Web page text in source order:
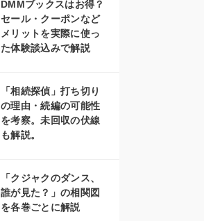
DMMブックスはお得？
セール・クーポンなど
メリットを実際に使っ
た体験談込みで解説
「相続探偵」打ち切り
の理由・続編の可能性
を考察。未回収の伏線
も解説。
「クジャクのダンス、
誰が見た？」の相関図
を各巻ごとに解説